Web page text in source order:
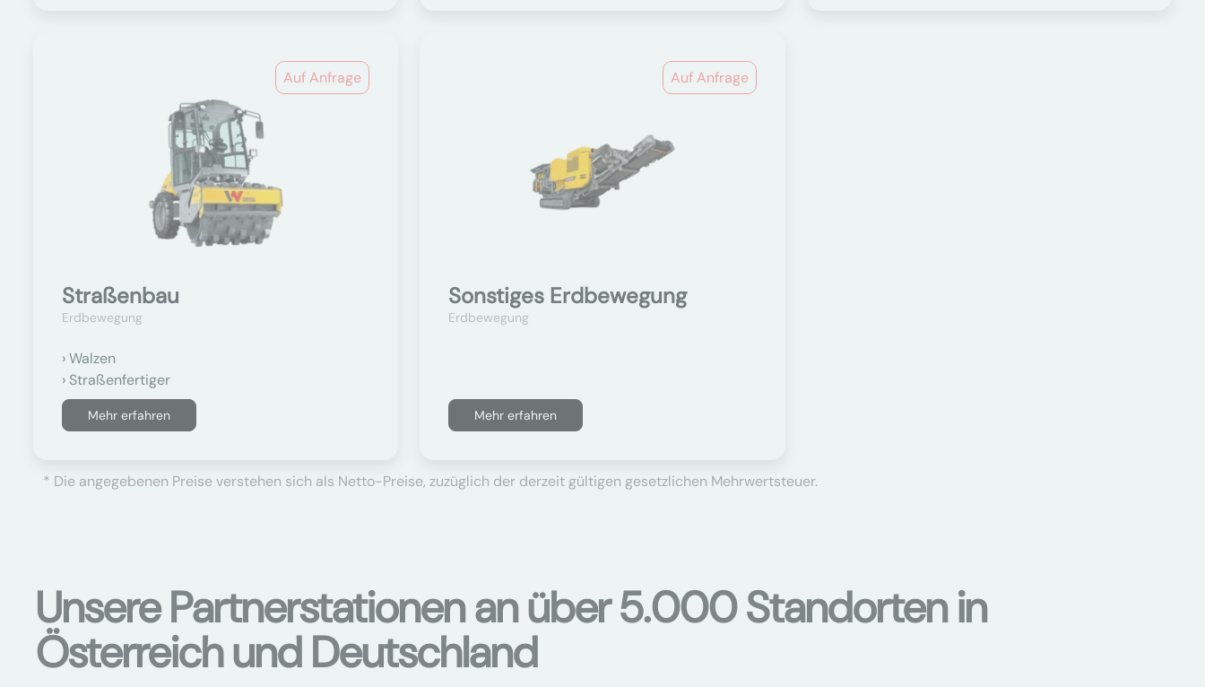
Auf Anfrage
Straßenbau
Erdbewegung
Walzen
Straßenfertiger
Mehr erfahren
Auf Anfrage
Sonstiges Erdbewegung
Erdbewegung
Mehr erfahren
* Die angegebenen Preise verstehen sich als Netto-Preise, zuzüglich der derzeit gültigen gesetzlichen Mehrwertsteuer.
Unsere Partnerstationen an über 5.000 Standorten in
Österreich und Deutschland